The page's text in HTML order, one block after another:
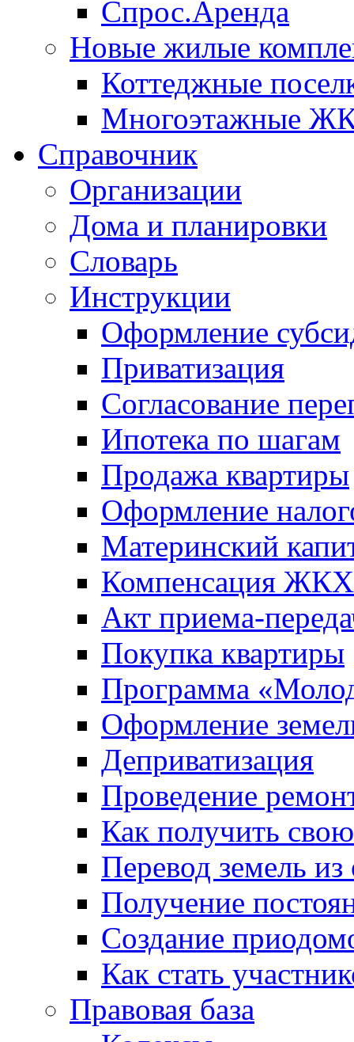
Спрос.Аренда
Новые жилые
Коттеджные
Многоэтажные
Справочник
Организации
Дома и планировки
Словарь
Инструкции
Оформление
Приватизация
Согласование
Ипотека по шагам
Продажа квартиры
Оформление
Материнский
Компенсация ЖКХ
Акт приема-
Покупка квартиры
Программа
Оформление
Деприватизация
Проведение
Как получить
Перевод земель
Получение
Создание
Как стать
Правовая база